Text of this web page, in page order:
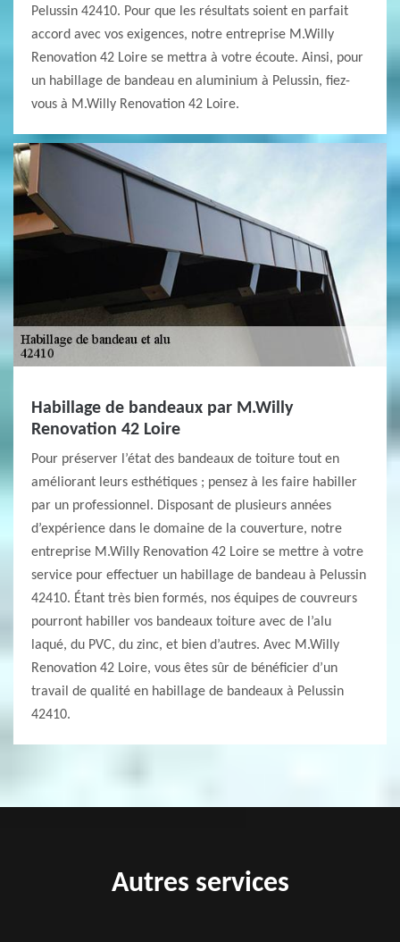
Pelussin 42410. Pour que les résultats soient en parfait
accord avec vos exigences, notre entreprise M.Willy
Renovation 42 Loire se mettra à votre écoute. Ainsi, pour
un habillage de bandeau en aluminium à Pelussin, fiez-
vous à M.Willy Renovation 42 Loire.
Habillage de bandeaux par M.Willy
Renovation 42 Loire
Pour préserver l’état des bandeaux de toiture tout en
améliorant leurs esthétiques ; pensez à les faire habiller
par un professionnel. Disposant de plusieurs années
d’expérience dans le domaine de la couverture, notre
entreprise M.Willy Renovation 42 Loire se mettre à votre
service pour effectuer un habillage de bandeau à Pelussin
42410. Étant très bien formés, nos équipes de couvreurs
pourront habiller vos bandeaux toiture avec de l’alu
laqué, du PVC, du zinc, et bien d’autres. Avec M.Willy
Renovation 42 Loire, vous êtes sûr de bénéficier d’un
travail de qualité en habillage de bandeaux à Pelussin
42410.
Autres services